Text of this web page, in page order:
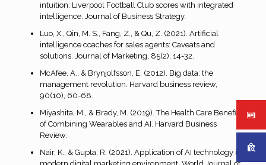
intuition: Liverpool Football Club scores with integrated
intelligence. Journal of Business Strategy.
Luo, X., Qin, M. S., Fang, Z., & Qu, Z. (2021). Artificial
intelligence coaches for sales agents: Caveats and
solutions. Journal of Marketing, 85(2), 14-32.
McAfee, A., & Brynjolfsson, E. (2012). Big data: the
management revolution. Harvard business review,
90(10), 60-68.
Miyashita, M., & Brady, M. (2019). The Health Care Benefits
of Combining Wearables and AI. Harvard Business
Review.
Nair, K., & Gupta, R. (2021). Application of AI technology in